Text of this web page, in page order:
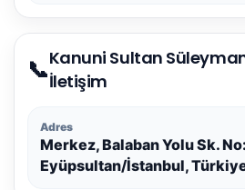
📞Kanuni Sultan
İletişim
Adres
Merkez, Balaban Yolu Sk.
Eyüpsultan/İstanbul,